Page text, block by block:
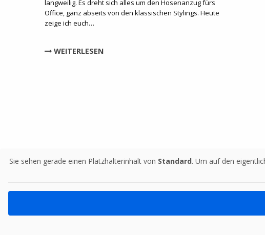
langweilig. Es dreht sich alles um den Hosenanzug fürs
Office, ganz abseits von den klassischen Stylings. Heute
zeige ich euch…
WEITERLESEN
Sie sehen gerade einen Platzhalterinhalt von Standard. Um auf den